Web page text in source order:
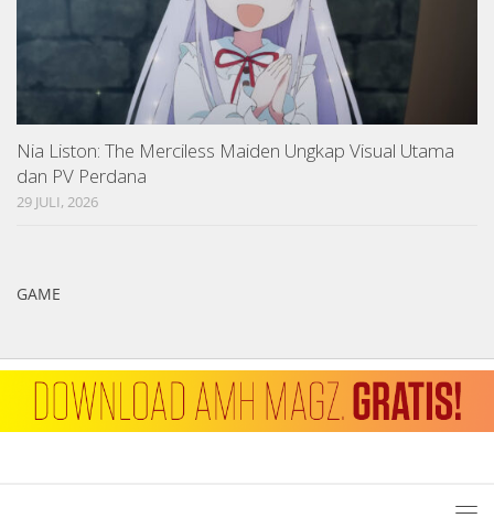
Nia Liston: The Merciless Maiden Ungkap Visual Utama
dan PV Perdana
29 JULI, 2026
GAME